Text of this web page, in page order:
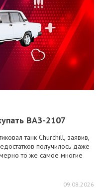
ВАЗ-2107
танк Churchill, заявив,
получилось даже
то же самое многие
09.08.2026